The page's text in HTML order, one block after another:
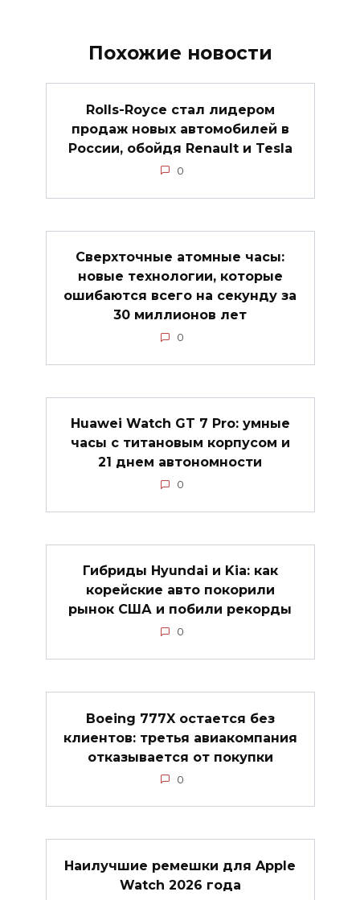
Похожие новости
Rolls-Royce стал лидером
продаж новых автомобилей в
России, обойдя Renault и Tesla
0
Сверхточные атомные часы:
новые технологии, которые
ошибаются всего на секунду за
30 миллионов лет
0
Huawei Watch GT 7 Pro: умные
часы с титановым корпусом и
21 днем автономности
0
Гибриды Hyundai и Kia: как
корейские авто покорили
рынок США и побили рекорды
0
Boeing 777X остается без
клиентов: третья авиакомпания
отказывается от покупки
0
Наилучшие ремешки для Apple
Watch 2026 года